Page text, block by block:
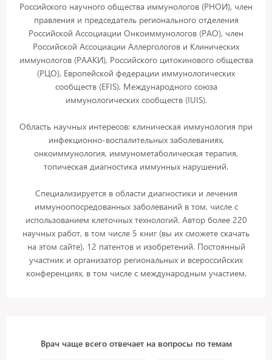
Российского научного общества иммунологов (РНОИ), член
правления и председатель регионального отделения
Российской Ассоциации Онкоиммунологов (РАО), член
Российской Ассоциации Аллергологов и Клинических
иммунологов (РААКИ), Российского цитокинового общества
(РЦО), Европейской федерации иммунологических
сообществ (EFIS), Международного союза
иммунологических сообществ (IUIS).
Область научных интересов: клиническая иммунология при
инфекционно-воспалительных заболеваниях,
онкоиммунология, иммунометаболическая терапия,
топическая диагностика иммунных нарушений.
Специализируется в области диагностики и лечения
иммуноопосредованных заболеваний в том, числе с
использованием клеточных технологий. Автор более 220
научных работ, в том числе 5 книг (вы их сможете скачать
на этом сайте), 12 патентов и изобретений. Постоянный
участник и организатор региональных и всероссийских
конференциях, в том числе с международным участием.
Врач чаще всего отвечает на вопросы по темам